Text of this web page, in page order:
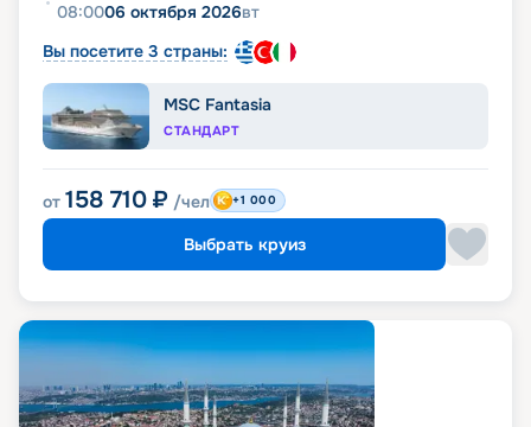
08:0006 октября 2026вт
Вы посетите 3 страны:
MSC Fantasia
СТАНДАРТ
от 158 710 ₽ /чел +1 000
Выбрать круиз